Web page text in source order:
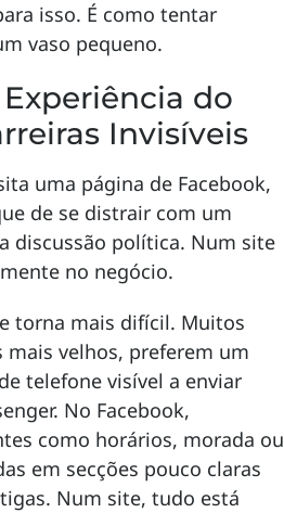
isso. É como tentar
vaso pequeno.
do
Invisíveis
uma página de Facebook,
de se distrair com um
discussão política. Num site
no negócio.
torna mais difícil. Muitos
velhos, preferem um
telefone visível a enviar
No Facebook,
como horários, morada ou
em secções pouco claras
Num site, tudo está